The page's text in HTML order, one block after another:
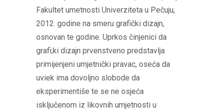
Fakultet umetnosti Univerziteta u Pečuju,
2012. godine na smeru grafički dizajn,
osnovan te godine. Uprkos činjenici da
grafi;ki dizajn prvenstveno predstavlja
primijenjeni umjetnički pravac, oseća da
uviek ima dovoljno slobode da
eksperimentiše te se ne osjeća
isključenom iz likovnih umjetnosti u